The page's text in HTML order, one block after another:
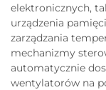
elektronicznych,
urządzenia
zarządzania
mechanizmy
automatycznie
wentylatorów na